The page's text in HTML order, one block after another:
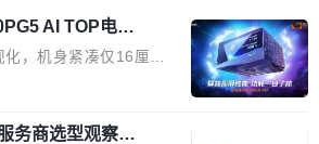
AI TOP电
地AI算力打造旗
，机身紧凑仅16厘米
相后，技嘉科技近日正
与本地AI算力平台打
务商选型观察：